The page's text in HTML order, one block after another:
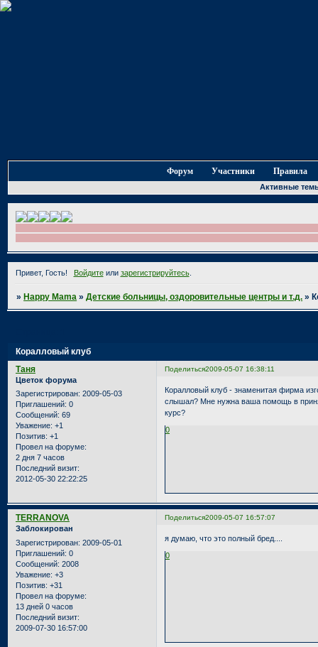
Форум Участники Правила
Активные
Привет, Гость! Войдитеили зарегистрируйтесь.
»Happy Mama »Детские больницы, оздоровительные центры и т.д. »
Коралловый клуб
Поделиться2009-05-07 16:38:11
Таня
Цветок форума
Зарегистрирован: 2009-05-03
Приглашений: 0
Сообщений: 69
Уважение: +1
Позитив: +1
Провел на форуме:
2 дня 7 часов
Последний визит:
2012-05-30 22:22:25
Коралловый клуб - знаменитая фирма
слышал? Мне нужна ваша помощь в
курс?
0
Поделиться2009-05-07 16:57:07
TERRANOVA
Заблокирован
Зарегистрирован: 2009-05-01
Приглашений: 0
Сообщений: 2008
Уважение: +3
Позитив: +31
Провел на форуме:
13 дней 0 часов
Последний визит:
2009-07-30 16:57:00
я думаю, что это полный бред....
0